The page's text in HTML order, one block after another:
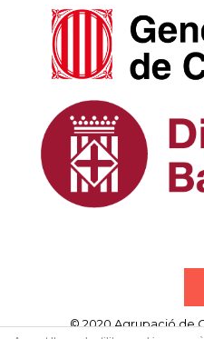
© 2020 Agrupació de